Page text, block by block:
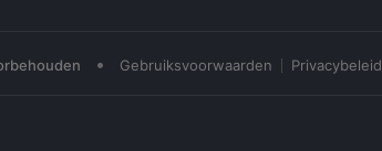
• Gebruiksvoorwaarden Privacybeleid